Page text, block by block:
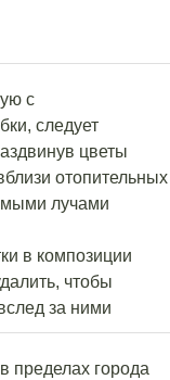
с
следует
цветы
отопительных
лучами
в композиции
чтобы
за ними
пределах города